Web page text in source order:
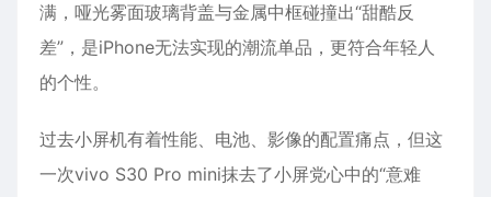
满，哑光雾面玻璃背盖与金属中框碰撞出“甜酷反
差”，是iPhone无法实现的潮流单品，更符合年轻人
的个性。
过去小屏机有着性能、电池、影像的配置痛点，但这
一次vivo S30 Pro mini抹去了小屏党心中的“意难